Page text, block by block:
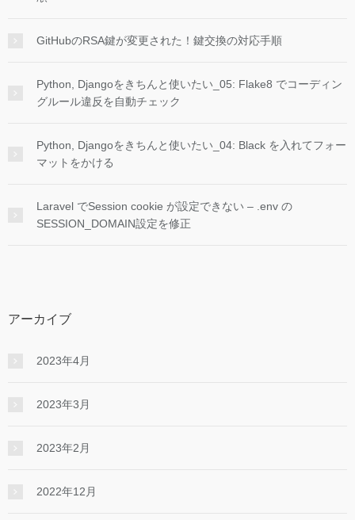
GitHubのRSA鍵が変更された！鍵交換の対応手順
Python, Djangoをきちんと使いたい_05: Flake8 でコーディン
グルール違反を自動チェック
Python, Djangoをきちんと使いたい_04: Black を入れてフォー
マットをかける
Laravel でSession cookie が設定できない – .env の
SESSION_DOMAIN設定を修正
アーカイブ
2023年4月
2023年3月
2023年2月
2022年12月